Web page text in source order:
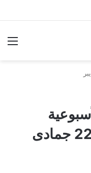
16/2/2020 الموافق 22 جمادى